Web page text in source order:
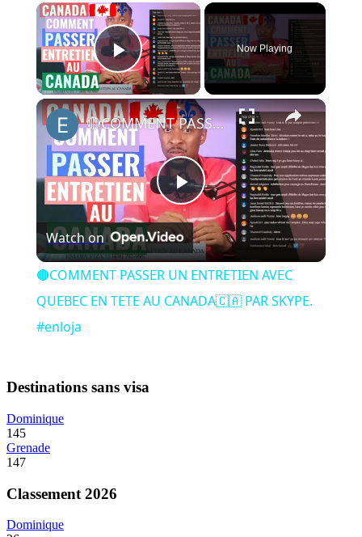
×
Play Video
Now Playing
×
Play
Video
🔴COMMENT PASSER UN ENTRETIEN AVEC QUEBEC EN TETE AU CANADA🇨🇦 PAR SKYPE. #enloja
Watch on
🔴COMMENT PASSER UN ENTRETIEN AVEC
QUEBEC EN TETE AU CANADA🇨🇦 PAR SKYPE.
#enloja
Destinations sans visa
Dominique
145
Grenade
147
Classement 2026
Dominique